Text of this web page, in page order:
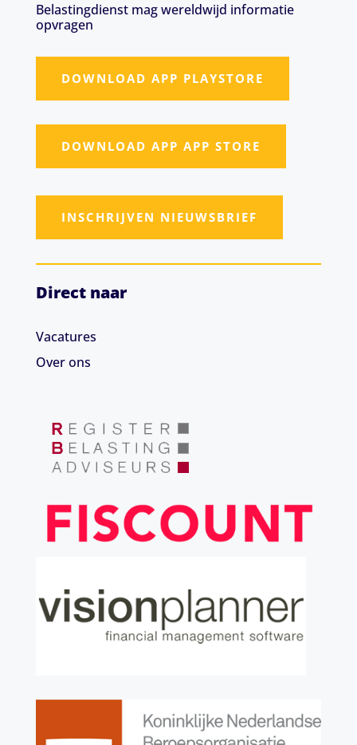
Belastingdienst mag wereldwijd informatie
opvragen
DOWNLOAD APP PLAYSTORE
DOWNLOAD APP APP STORE
INSCHRIJVEN NIEUWSBRIEF
Direct naar
Vacatures
Over ons